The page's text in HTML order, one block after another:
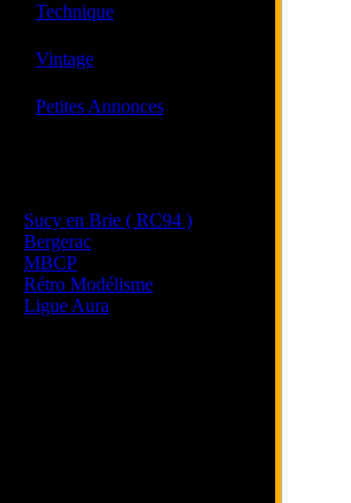
Technique
Vintage
Petites Annonces
Sucy en Brie ( RC94 )
Bergerac
MBCP
Rétro Modélisme
Ligue Aura